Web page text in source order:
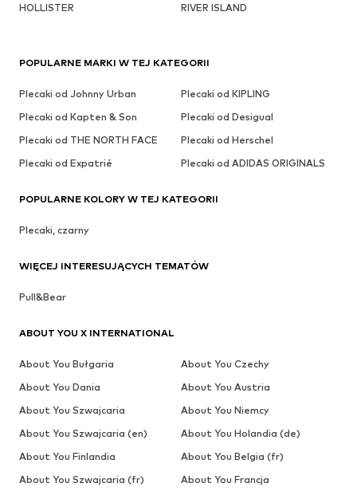
HOLLISTER
RIVER ISLAND
POPULARNE MARKI W TEJ KATEGORII
Plecaki od Johnny Urban
Plecaki od KIPLING
Plecaki od Kapten & Son
Plecaki od Desigual
Plecaki od THE NORTH FACE
Plecaki od Herschel
Plecaki od Expatrié
Plecaki od ADIDAS ORIGINALS
POPULARNE KOLORY W TEJ KATEGORII
Plecaki, czarny
WIĘCEJ INTERESUJĄCYCH TEMATÓW
Pull&Bear
ABOUT YOU X INTERNATIONAL
About You Bułgaria
About You Czechy
About You Dania
About You Austria
About You Szwajcaria
About You Niemcy
About You Szwajcaria (en)
About You Holandia (de)
About You Finlandia
About You Belgia (fr)
About You Szwajcaria (fr)
About You Francja